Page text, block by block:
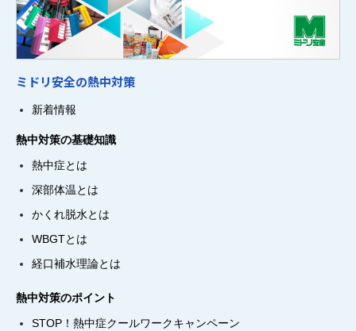
ミドリ安全の熱中対策
新着情報
熱中対策の基礎知識
熱中症とは
深部体温とは
かくれ脱水とは
WBGTとは
経口補水理論とは
熱中対策のポイント
STOP！熱中症クールワークキャンペーン